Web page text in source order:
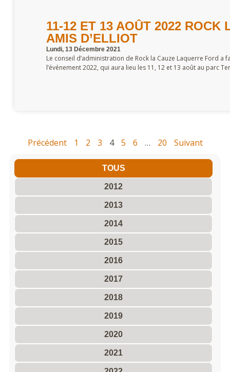
11-12 ET 13 AOÛT 2022 ROCK
AMIS D’ELLIOT
Lundi, 13 Décembre 2021
Le conseil d’administration de Rock la Cauze Laquerre Ford a
l’événement 2022, qui aura lieu les 11, 12 et 13 août au parc
Précédent 1 2 3 4 5 6 … 20 Suivant
2012
2013
2014
2015
2016
2017
2018
2019
2020
2021
TOUS